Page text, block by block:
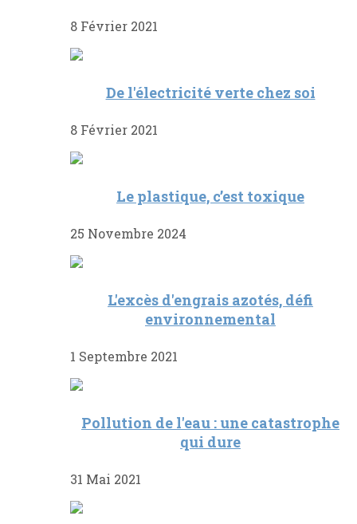
8 Février 2021
De l'électricité verte chez soi
8 Février 2021
Le plastique, c’est toxique
25 Novembre 2024
L'excès d'engrais azotés, défi
environnemental
1 Septembre 2021
Pollution de l'eau : une catastrophe
qui dure
31 Mai 2021